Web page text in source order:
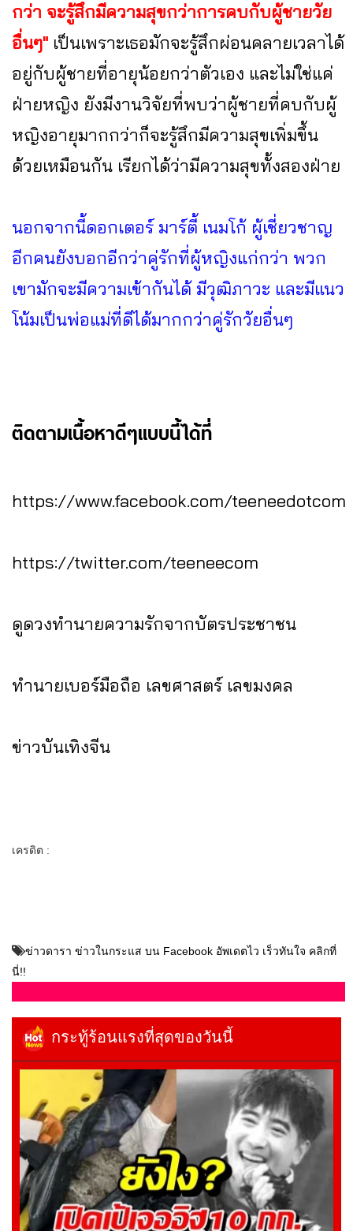
กว่า จะรู้สึกมีความสุขกว่าการคบกับผู้ชายวัย
อื่นๆ" เป็นเพราะเธอมักจะรู้สึกผ่อนคลายเวลาได้
อยู่กับผู้ชายที่อายุน้อยกว่าตัวเอง และไม่ใช่แค่
ฝ่ายหญิง ยังมีงานวิจัยที่พบว่าผู้ชายที่คบกับผู้
หญิงอายุมากกว่าก็จะรู้สึกมีความสุขเพิ่มขึ้น
ด้วยเหมือนกัน เรียกได้ว่ามีความสุขทั้งสองฝ่าย
นอกจากนี้ดอกเตอร์ มาร์ตี้ เนมโก้ ผู้เชี่ยวชาญ
อีกคนยังบอกอีกว่าคู่รักที่ผู้หญิงแก่กว่า พวก
เขามักจะมีความเข้ากันได้ มีวุฒิภาวะ และมีแนว
โน้มเป็นพ่อแม่ที่ดีได้มากกว่าคู่รักวัยอื่นๆ
ติดตามเนื้อหาดีๆแบบนี้ได้ที่
https://www.facebook.com/teeneedotcom
https://twitter.com/teeneecom
ดูดวงทำนายความรักจากบัตรประชาชน
ทำนายเบอร์มือถือ เลขศาสตร์ เลขมงคล
ข่าวบันเทิงจีน
เครดิต :
ข่าวดารา ข่าวในกระแส บน Facebook อัพเดตไว เร็วทันใจ คลิกที่
นี่!!
กระทู้ร้อนแรงที่สุดของวันนี้